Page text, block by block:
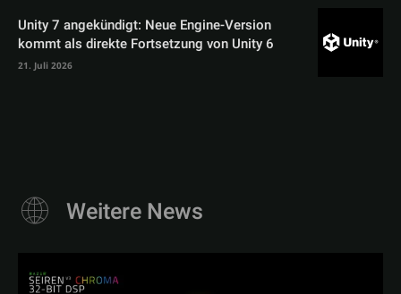
Unity 7 angekündigt: Neue Engine-Version
kommt als direkte Fortsetzung von Unity 6
21. Juli 2026
Weitere News